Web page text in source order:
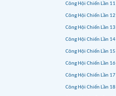
Công Hội Chiến Lần 11
Công Hội Chiến Lần 12
Công Hội Chiến Lần 13
Công Hội Chiến Lần 14
Công Hội Chiến Lần 15
Công Hội Chiến Lần 16
Công Hội Chiến Lần 17
Công Hội Chiến Lần 18